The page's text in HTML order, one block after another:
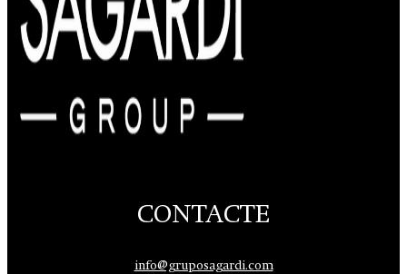
CONTACTE
info@gruposagardi.com